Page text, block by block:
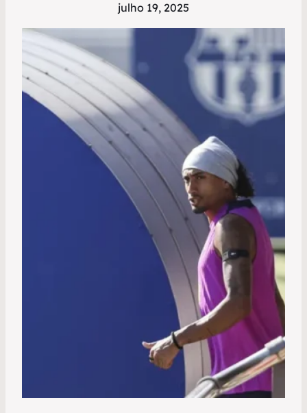
julho 19, 2025